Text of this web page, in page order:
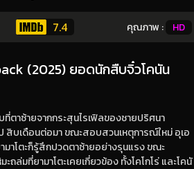
7.4 คุณภาพ : HD
(2025) ยอดนักสืบจิ๋วโคนัน
ที่ตาซ้ายจากกระสุนไรเฟิลของชายปริศนา
ป สิบเดือนต่อมา ขณะสอบสวนเหตุการณ์ใหม่ อุเอ
าโตะก็รู้สึกปวดตาซ้ายอย่างรุนแรง ขณะ
ล่มที่ยามาโตะเคยเกี่ยวข้อง ทั้งโคโกโร่ และโคนั